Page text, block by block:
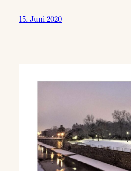
15. Juni 2020